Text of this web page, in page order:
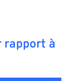
rapport à